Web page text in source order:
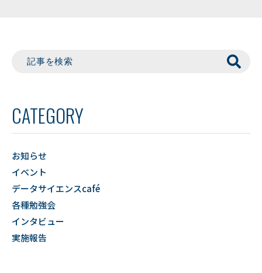
CATEGORY
お知らせ
イベント
データサイエンスcafé
各種勉強会
インタビュー
実施報告